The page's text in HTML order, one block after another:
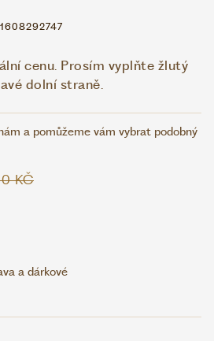
cenu. Prosím vyplňte žlutý
dolní straně.
a pomůžeme vám vybrat podobný
KČ
a dárkové